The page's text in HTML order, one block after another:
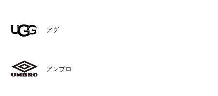
アグ
アンブロ